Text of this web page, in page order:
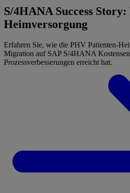
S/4HANA Success
Heimversorgung
Erfahren Sie, wie die PHV Patienten-
Migration auf SAP S/4HANA
Prozessverbesserungen erreicht hat.